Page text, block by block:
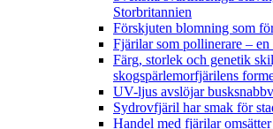
Storbritannien
Förskjuten blomning som
Fjärilar som pollinerare – en
Färg, storlek och genetik
skogspärlemorfjärilens
UV-ljus avslöjar
Sydrovfjäril har smak för
Handel med fjärilar